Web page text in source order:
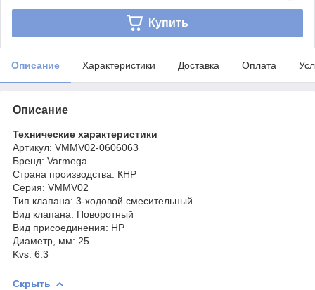
Купить
Описание Характеристики Доставка Оплата
Описание
Технические характеристики
Артикул: VMMV02-0606063
Бренд: Varmega
Страна производства: КНР
Серия: VMMV02
Тип клапана: 3-ходовой смесительный
Вид клапана: Поворотный
Вид присоединения: НР
Диаметр, мм: 25
Kvs: 6.3
Скрыть